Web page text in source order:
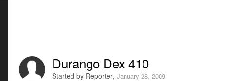
Durango Dex 410
Started by Reporter, January 28, 2009